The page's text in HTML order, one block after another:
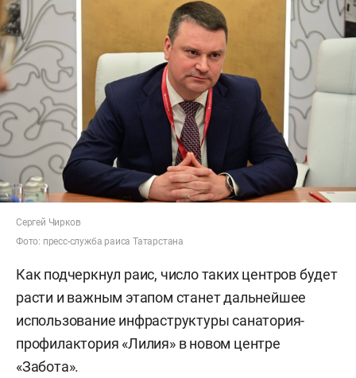
Сергей Чирков
Фото: пресс-служба раиса Татарстана
Как подчеркнул раис, число таких центров будет
расти и важным этапом станет дальнейшее
использование инфраструктуры санатория-
профилактория «Лилия» в новом центре
«Забота».